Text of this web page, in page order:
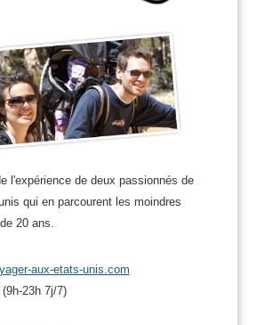
l'expérience de deux passionnés de
qui en parcourent les moindres
20 ans.
aux-etats-unis.com
23h 7j/7)